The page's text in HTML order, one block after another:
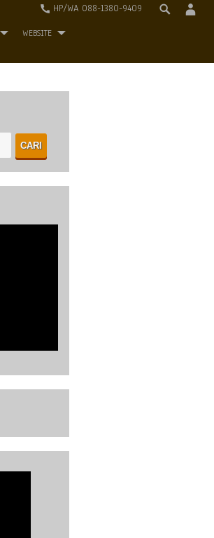
HP/WA 088-1380-9409
WEBSITE